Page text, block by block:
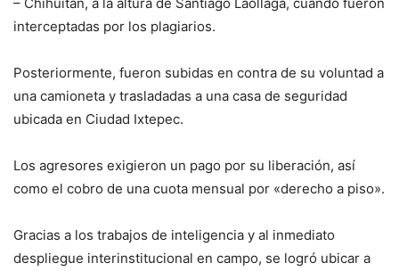
interceptadas por los plagiarios.
Posteriormente, fueron subidas en contra de su voluntad a
una camioneta y trasladadas a una casa de seguridad
ubicada en Ciudad Ixtepec.
Los agresores exigieron un pago por su liberación, así
como el cobro de una cuota mensual por «derecho a piso».
Gracias a los trabajos de inteligencia y al inmediato
despliegue interinstitucional en campo, se logró ubicar a